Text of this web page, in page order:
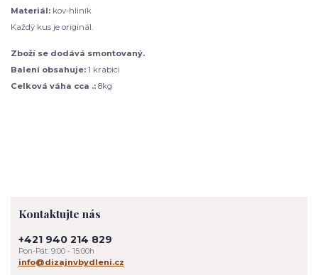
Materiál: kov-hliník
Každý kus je originál.
Zboží se dodává smontovaný.
Balení obsahuje: 1 krabici
Celková váha cca .: 8kg
Kontaktujte nás
+421 940 214 829
Pon-Pát: 9:00 - 15:00h
info@dizajnvbydleni.cz